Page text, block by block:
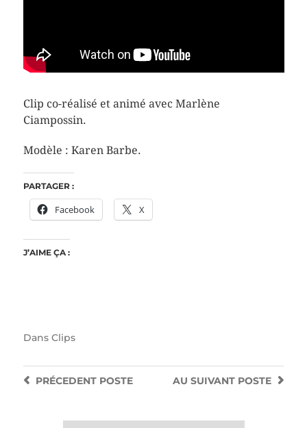
Clip co-réalisé et animé avec Marlène
Ciampossin.
Modèle : Karen Barbe.
PARTAGER :
Facebook X
J’AIME ÇA :
Dans Clips
AU SUIVANT POSTE
PRÉCEDENTPOSTE